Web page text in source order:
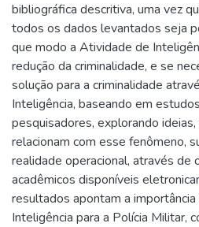
bibliográfica descritiva, uma vez
todos os dados levantados seja
que modo a Atividade de
redução da criminalidade, e se
solução para a criminalidade
Inteligência, baseando em
pesquisadores, explorando
relacionam com esse fenômeno,
realidade operacional, através de
acadêmicos disponíveis
resultados apontam a
Inteligência para a Polícia Militar,